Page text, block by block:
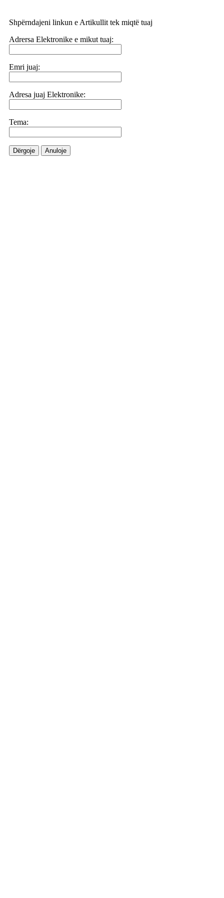
Shpërndajeni linkun e Artikullit tek miqtë tuaj
Adrersa Elektronike e mikut tuaj:
Emri juaj:
Adresa juaj Elektronike:
Tema:
Dërgoje Anuloje